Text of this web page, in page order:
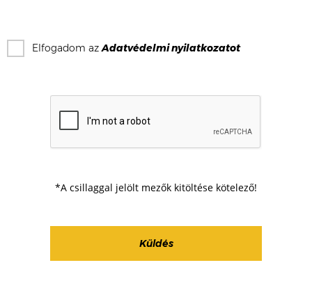
Elfogadom azAdatvédelmi nyilatkozatot
*A csillaggal jelölt mezők kitöltése kötelező!